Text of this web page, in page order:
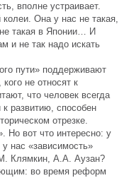
вполне устраивает.
Она у нас не такая,
такая в Японии… И
и не так надо искать
пути» поддерживают
не относят к
что человек всегда
развитию, способен
отрезке.
Но вот что интересно: у
нас «зависимость»
Клямкин, А.А. Аузан?
во время реформ